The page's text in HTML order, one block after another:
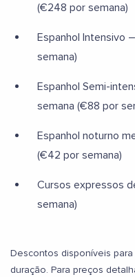
(€248 por semana)
Espanhol Intensivo
semana)
Espanhol Semi-
semana (€88 por
Espanhol noturno
(€42 por semana)
Cursos expressos
semana)
Descontos disponíveis
duração. Para preços